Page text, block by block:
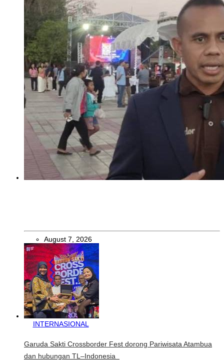
August 7, 2026
INTERNASIONAL
Garuda Sakti Crossborder Fest dorong Pariwisata Atambua
dan hubungan TL–Indonesia